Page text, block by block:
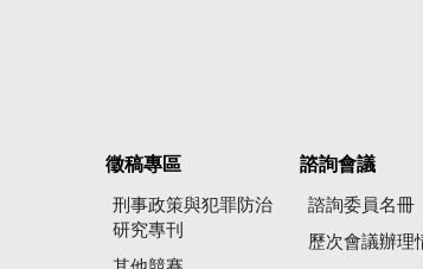
徵稿專區
刑事政策與犯罪防治
研究專刊
諮詢會議
諮詢委員名冊
歷次會議辦理